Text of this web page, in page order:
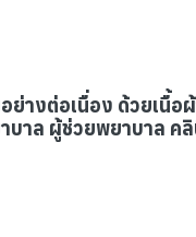
างต่อเนื่อง ด้วยเนื้
บาล ผู้ช่วยพยาบาล